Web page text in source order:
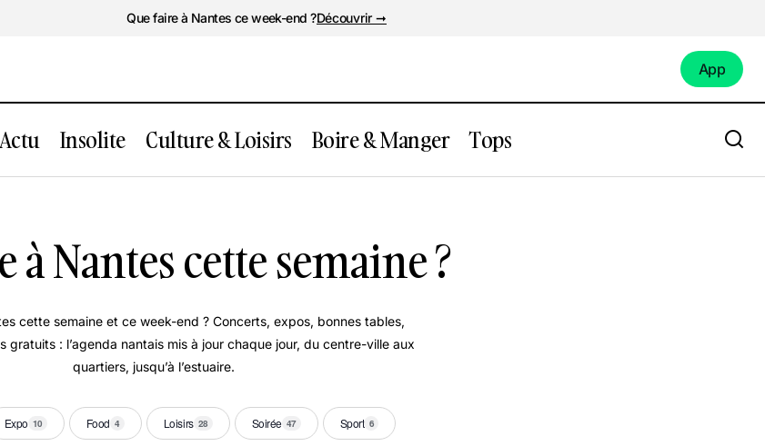
Que faire à Nantes ce week-end ?Découvrir ➞
App
Insolite Culture & Loisirs Boire & Manger Tops
à Nantes cette semaine ?
cette semaine et ce week-end ? Concerts, expos, bonnes tables,
gratuits : l’agenda nantais mis à jour chaque jour, du centre-ville aux
quartiers, jusqu’à l’estuaire.
Expo 10 Food 4 Loisirs 28 Soirée 47 Sport 6